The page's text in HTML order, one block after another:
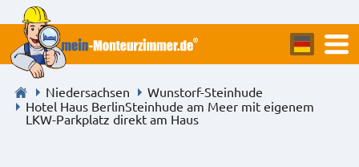
Niedersachsen
Wunstorf-Steinhude
Hotel Haus BerlinSteinhude am Meer mit eigenem
LKW-Parkplatz direkt am Haus